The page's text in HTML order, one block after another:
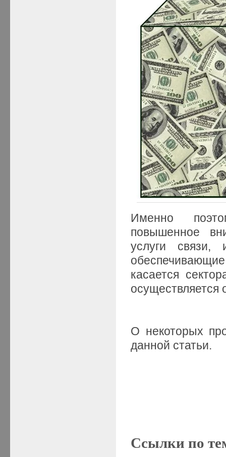
Именно
повышенное
услуги
касается
осуществляется
О некоторых
данной статьи.
Ссылки по